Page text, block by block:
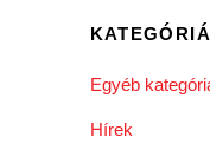
Egyéb
Hírek